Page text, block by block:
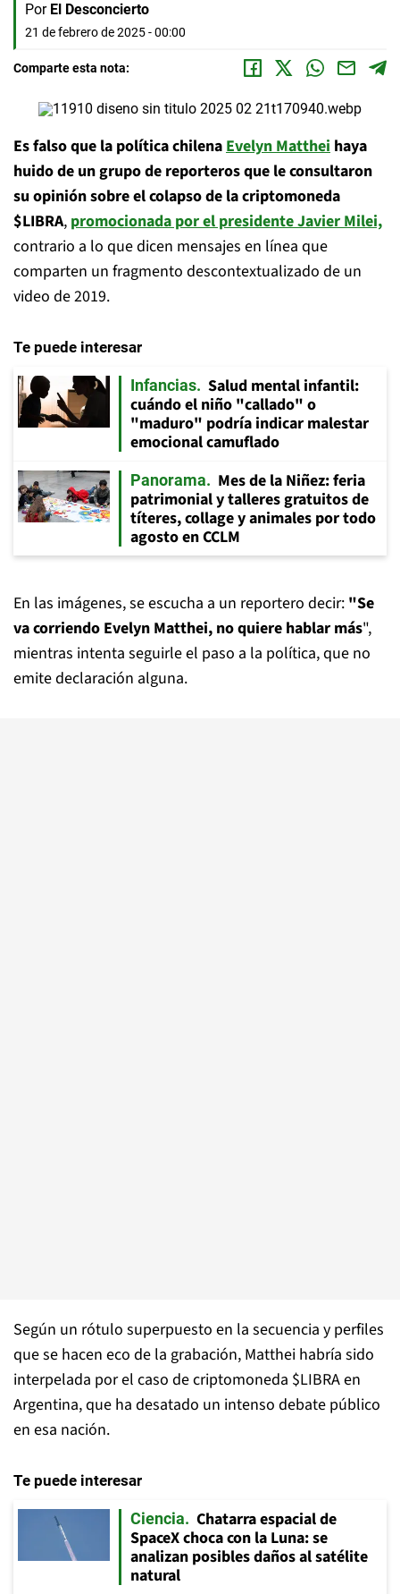
Por El Desconcierto
21 de febrero de 2025 - 00:00
Comparte esta nota:
Es falso que la política chilenaEvelyn Matthei haya
huido de un grupo de reporteros que le consultaron
su opinión sobre el colapso de la criptomoneda
$LIBRA, promocionada por el presidente Javier Milei,
contrario a lo que dicen mensajes en línea que
comparten un fragmento descontextualizado de un
video de 2019.
Te puede interesar
Infancias
Salud mental infantil:
cuándo el niño "callado" o
"maduro" podría indicar malestar
emocional camuflado
Panorama
Mes de la Niñez: feria
patrimonial y talleres gratuitos de
títeres, collage y animales por todo
agosto en CCLM
En las imágenes, se escucha a un reportero decir: "Se
va corriendo Evelyn Matthei, no quiere hablar más",
mientras intenta seguirle el paso a la política, que no
emite declaración alguna.
Según un rótulo superpuesto en la secuencia y perfiles
que se hacen eco de la grabación, Matthei habría sido
interpelada por el caso de criptomoneda $LIBRA en
Argentina, que ha desatado un intenso debate público
en esa nación.
Te puede interesar
Ciencia
Chatarra espacial de
SpaceX choca con la Luna: se
analizan posibles daños al satélite
natural